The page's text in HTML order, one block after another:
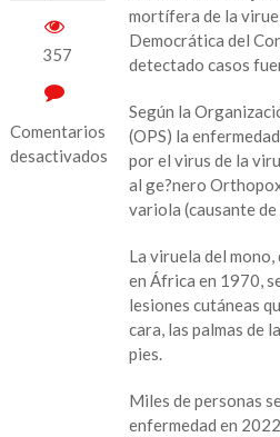
357
Comentarios
desactivados
mortífera de la
Democrática del
detectado casos
Según la
(OPS) la
por el virus de la
al ge?nero
variola (causante
La viruela del
en África en 1970,
lesiones cutáneas
cara, las palmas de
pies.
Miles de personas
enfermedad en